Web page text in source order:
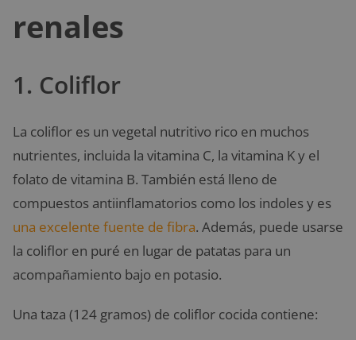
renales
1. Coliflor
La coliflor es un vegetal nutritivo rico en muchos
nutrientes, incluida la vitamina C, la vitamina K y el
folato de vitamina B. También está lleno de
compuestos antiinflamatorios como los indoles y es
una excelente fuente de fibra. Además, puede usarse
la coliflor en puré en lugar de patatas para un
acompañamiento bajo en potasio.
Una taza (124 gramos) de coliflor cocida contiene: